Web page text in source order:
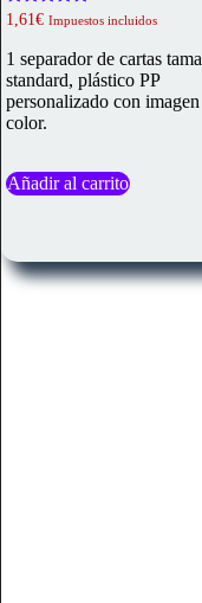
Valorado
con
de 5
1,61€ Impuestos incluidos
1 separador de cartas
standard, plástico PP
personalizado con
color.
Añadir al carrito